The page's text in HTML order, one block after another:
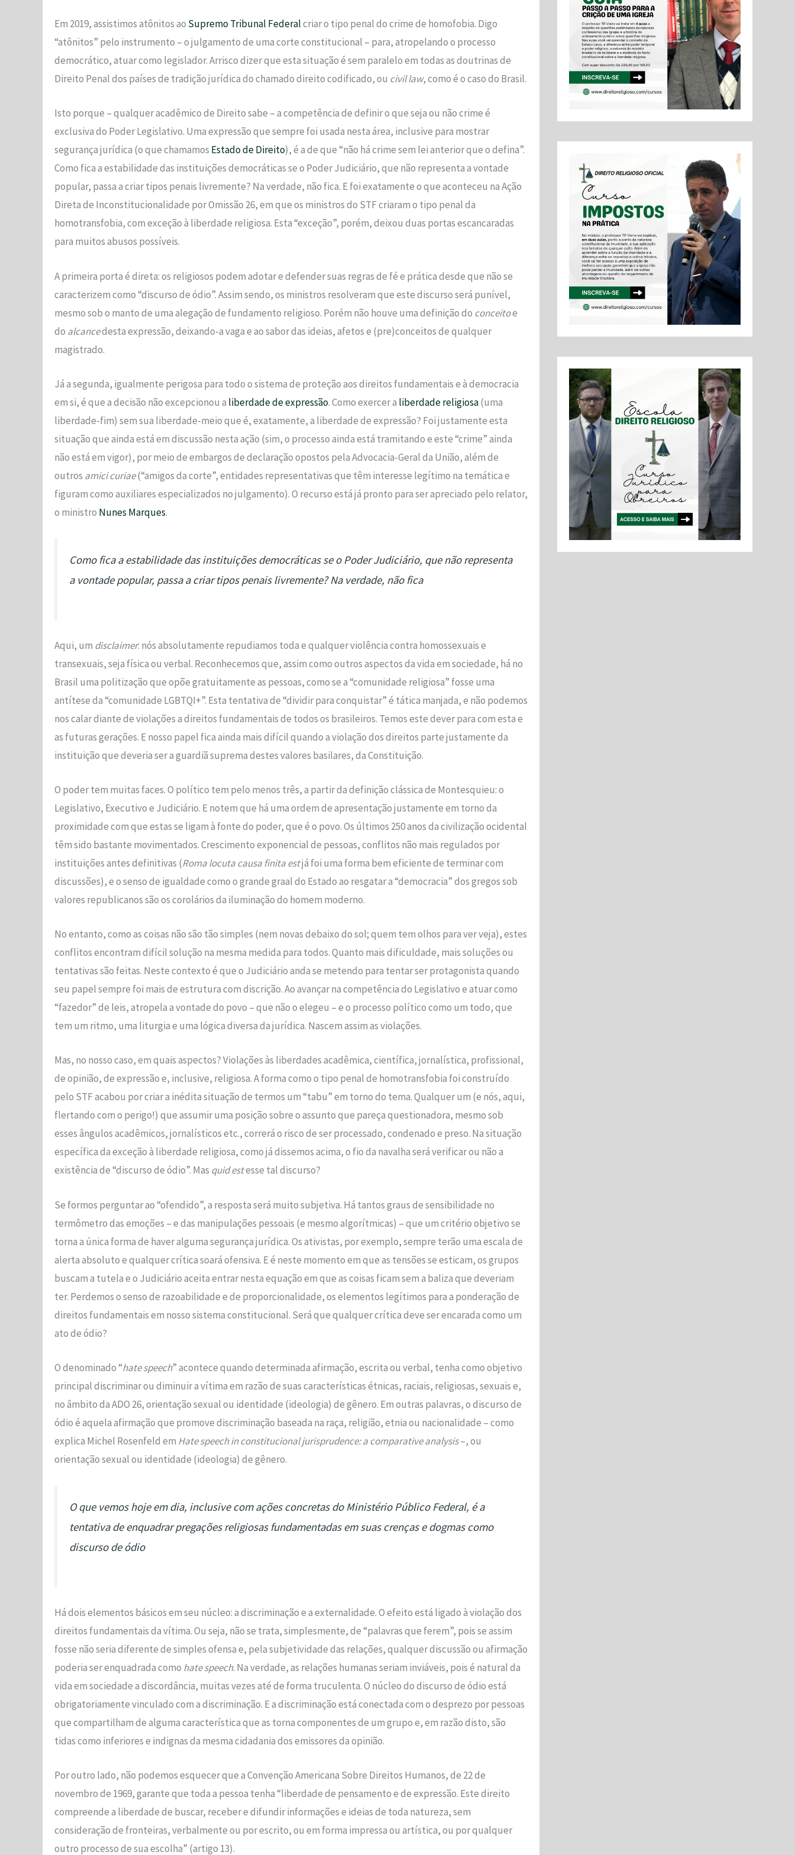
Em 2019, assistimos atônitos ao Supremo Tribunal Federalcriar o tipo penal do crime de homofobia. Digo
“atônitos” pelo instrumento – o julgamento de uma corte constitucional – para, atropelando o processo
democrático, atuar como legislador. Arrisco dizer que esta situação é sem paralelo em todas as doutrinas de
Direito Penal dos países de tradição jurídica do chamado direito codificado, ou civil law, como é o caso do Brasil.
Isto porque – qualquer acadêmico de Direito sabe – a competência de definir o que seja ou não crime é
exclusiva do Poder Legislativo. Uma expressão que sempre foi usada nesta área, inclusive para mostrar
segurança jurídica (o que chamamos Estado de Direito), é a de que “não há crime sem lei anterior que o defina”.
Como fica a estabilidade das instituições democráticas se o Poder Judiciário, que não representa a vontade
popular, passa a criar tipos penais livremente? Na verdade, não fica. E foi exatamente o que aconteceu na Ação
Direta de Inconstitucionalidade por Omissão 26, em que os ministros do STF criaram o tipo penal da
homotransfobia, com exceção à liberdade religiosa. Esta “exceção”, porém, deixou duas portas escancaradas
para muitos abusos possíveis.
A primeira porta é direta: os religiosos podem adotar e defender suas regras de fé e prática desde que não se
caracterizem como “discurso de ódio”. Assim sendo, os ministros resolveram que este discurso será punível,
mesmo sob o manto de uma alegação de fundamento religioso. Porém não houve uma definição do conceitoe
do alcancedesta expressão, deixando-a vaga e ao sabor das ideias, afetos e (pre)conceitos de qualquer
magistrado.
Já a segunda, igualmente perigosa para todo o sistema de proteção aos direitos fundamentais e à democracia
em si, é que a decisão não excepcionou a liberdade de expressão. Como exercer a liberdade religiosa(uma
liberdade-fim) sem sua liberdade-meio que é, exatamente, a liberdade de expressão? Foi justamente esta
situação que ainda está em discussão nesta ação (sim, o processo ainda está tramitando e este “crime” ainda
não está em vigor), por meio de embargos de declaração opostos pela Advocacia-Geral da União, além de
outros amici curiae(“amigos da corte”, entidades representativas que têm interesse legítimo na temática e
figuram como auxiliares especializados no julgamento). O recurso está já pronto para ser apreciado pelo relator,
o ministro Nunes Marques.
Como fica a estabilidade das instituições democráticas se o Poder Judiciário, que não representa
a vontade popular, passa a criar tipos penais livremente? Na verdade, não fica
Aqui, um disclaimer: nós absolutamente repudiamos toda e qualquer violência contra homossexuais e
transexuais, seja física ou verbal. Reconhecemos que, assim como outros aspectos da vida em sociedade, há no
Brasil uma politização que opõe gratuitamente as pessoas, como se a “comunidade religiosa” fosse uma
antítese da “comunidade LGBTQI+”. Esta tentativa de “dividir para conquistar” é tática manjada, e não podemos
nos calar diante de violações a direitos fundamentais de todos os brasileiros. Temos este dever para com esta e
as futuras gerações. E nosso papel fica ainda mais difícil quando a violação dos direitos parte justamente da
instituição que deveria ser a guardiã suprema destes valores basilares, da Constituição.
O poder tem muitas faces. O político tem pelo menos três, a partir da definição clássica de Montesquieu: o
Legislativo, Executivo e Judiciário. E notem que há uma ordem de apresentação justamente em torno da
proximidade com que estas se ligam à fonte do poder, que é o povo. Os últimos 250 anos da civilização ocidental
têm sido bastante movimentados. Crescimento exponencial de pessoas, conflitos não mais regulados por
instituições antes definitivas (Roma locuta causa finita estjá foi uma forma bem eficiente de terminar com
discussões), e o senso de igualdade como o grande graal do Estado ao resgatar a “democracia” dos gregos sob
valores republicanos são os corolários da iluminação do homem moderno.
No entanto, como as coisas não são tão simples (nem novas debaixo do sol; quem tem olhos para ver veja), estes
conflitos encontram difícil solução na mesma medida para todos. Quanto mais dificuldade, mais soluções ou
tentativas são feitas. Neste contexto é que o Judiciário anda se metendo para tentar ser protagonista quando
seu papel sempre foi mais de estrutura com discrição. Ao avançar na competência do Legislativo e atuar como
“fazedor” de leis, atropela a vontade do povo – que não o elegeu – e o processo político como um todo, que
tem um ritmo, uma liturgia e uma lógica diversa da jurídica. Nascem assim as violações.
Mas, no nosso caso, em quais aspectos? Violações às liberdades acadêmica, científica, jornalística, profissional,
de opinião, de expressão e, inclusive, religiosa. A forma como o tipo penal de homotransfobia foi construído
pelo STF acabou por criar a inédita situação de termos um “tabu” em torno do tema. Qualquer um (e nós, aqui,
flertando com o perigo!) que assumir uma posição sobre o assunto que pareça questionadora, mesmo sob
esses ângulos acadêmicos, jornalísticos etc., correrá o risco de ser processado, condenado e preso. Na situação
específica da exceção à liberdade religiosa, como já dissemos acima, o fio da navalha será verificar ou não a
existência de “discurso de ódio”. Mas quid estesse tal discurso?
Se formos perguntar ao “ofendido”, a resposta será muito subjetiva. Há tantos graus de sensibilidade no
termômetro das emoções – e das manipulações pessoais (e mesmo algorítmicas) – que um critério objetivo se
torna a única forma de haver alguma segurança jurídica. Os ativistas, por exemplo, sempre terão uma escala de
alerta absoluto e qualquer crítica soará ofensiva. E é neste momento em que as tensões se esticam, os grupos
buscam a tutela e o Judiciário aceita entrar nesta equação em que as coisas ficam sem a baliza que deveriam
ter. Perdemos o senso de razoabilidade e de proporcionalidade, os elementos legítimos para a ponderação de
direitos fundamentais em nosso sistema constitucional. Será que qualquer crítica deve ser encarada como um
ato de ódio?
O denominado “hate speech” acontece quando determinada afirmação, escrita ou verbal, tenha como objetivo
principal discriminar ou diminuir a vítima em razão de suas características étnicas, raciais, religiosas, sexuais e,
no âmbito da ADO 26, orientação sexual ou identidade (ideologia) de gênero. Em outras palavras, o discurso de
ódio é aquela afirmação que promove discriminação baseada na raça, religião, etnia ou nacionalidade – como
explica Michel Rosenfeld em Hate speech in constitucional jurisprudence: a comparative analysis–, ou
orientação sexual ou identidade (ideologia) de gênero.
O que vemos hoje em dia, inclusive com ações concretas do Ministério Público Federal, é a
tentativa de enquadrar pregações religiosas fundamentadas em suas crenças e dogmas como
discurso de ódio
Há dois elementos básicos em seu núcleo: a discriminação e a externalidade. O efeito está ligado à violação dos
direitos fundamentais da vítima. Ou seja, não se trata, simplesmente, de “palavras que ferem”, pois se assim
fosse não seria diferente de simples ofensa e, pela subjetividade das relações, qualquer discussão ou afirmação
poderia ser enquadrada como hate speech. Na verdade, as relações humanas seriam inviáveis, pois é natural da
vida em sociedade a discordância, muitas vezes até de forma truculenta. O núcleo do discurso de ódio está
obrigatoriamente vinculado com a discriminação. E a discriminação está conectada com o desprezo por pessoas
que compartilham de alguma característica que as torna componentes de um grupo e, em razão disto, são
tidas como inferiores e indignas da mesma cidadania dos emissores da opinião.
Por outro lado, não podemos esquecer que a Convenção Americana Sobre Direitos Humanos, de 22 de
novembro de 1969, garante que toda a pessoa tenha “liberdade de pensamento e de expressão. Este direito
compreende a liberdade de buscar, receber e difundir informações e ideias de toda natureza, sem
consideração de fronteiras, verbalmente ou por escrito, ou em forma impressa ou artística, ou por qualquer
outro processo de sua escolha” (artigo 13).